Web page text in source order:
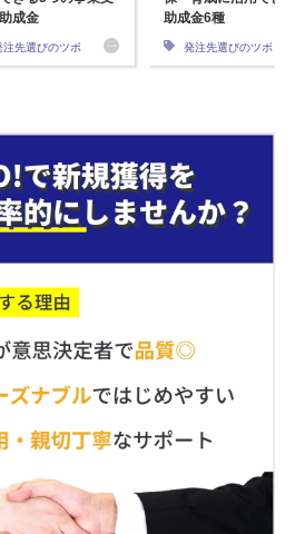
成金
注先選びのツボ
助成金6種
発注先選びのツボ